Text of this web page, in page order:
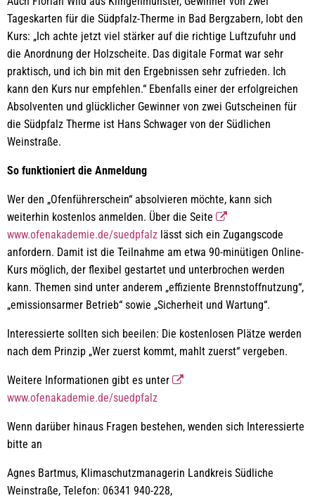
Tageskarten für die Südpfalz-Therme in Bad Bergzabern, lobt den
Kurs: „Ich achte jetzt viel stärker auf die richtige Luftzufuhr und
die Anordnung der Holzscheite. Das digitale Format war sehr
praktisch, und ich bin mit den Ergebnissen sehr zufrieden. Ich
kann den Kurs nur empfehlen.“ Ebenfalls einer der erfolgreichen
Absolventen und glücklicher Gewinner von zwei Gutscheinen für
die Südpfalz Therme ist Hans Schwager von der Südlichen
Weinstraße.
So funktioniert die Anmeldung
Wer den „Ofenführerschein“ absolvieren möchte, kann sich
weiterhin kostenlos anmelden. Über die Seite
www.ofenakademie.de/suedpfalz lässt sich ein Zugangscode
anfordern. Damit ist die Teilnahme am etwa 90-minütigen Online-
Kurs möglich, der flexibel gestartet und unterbrochen werden
kann. Themen sind unter anderem „effiziente Brennstoffnutzung“,
„emissionsarmer Betrieb“ sowie „Sicherheit und Wartung“.
Interessierte sollten sich beeilen: Die kostenlosen Plätze werden
nach dem Prinzip „Wer zuerst kommt, mahlt zuerst“ vergeben.
Weitere Informationen gibt es unter
www.ofenakademie.de/suedpfalz
Wenn darüber hinaus Fragen bestehen, wenden sich Interessierte
bitte an
Agnes Bartmus, Klimaschutzmanagerin Landkreis Südliche
Weinstraße, Telefon: 06341 940-228,